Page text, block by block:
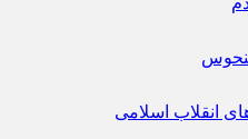
انقلاب اسلامی